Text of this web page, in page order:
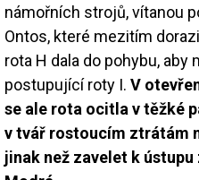
námořních strojů, vítanou
Ontos, které mezitím
rota H dala do pohybu, aby
postupující roty I. V
se ale rota ocitla v těžké
v tvář rostoucím ztrátám
jinak než zavelet k